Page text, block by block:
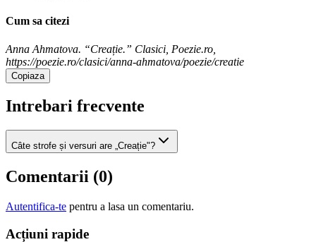
Cum sa citezi
Anna Ahmatova. “Creație.” Clasici, Poezie.ro,
https://poezie.ro/clasici/anna-ahmatova/poezie/creatie
Copiaza
Intrebari frecvente
Câte strofe și versuri are „Creație"?
Comentarii (0)
Autentifica-te pentru a lasa un comentariu.
Acțiuni rapide